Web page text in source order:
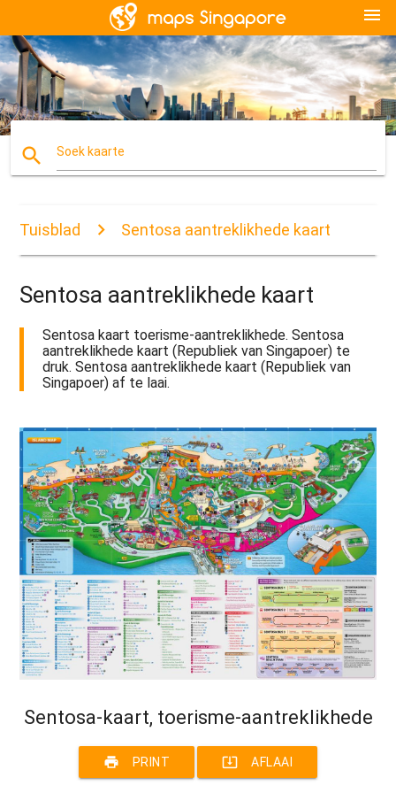
menu
search Soek kaarte
Tuisblad Sentosa aantreklikhede kaart
Sentosa aantreklikhede kaart
Sentosa kaart toerisme-aantreklikhede. Sentosa
aantreklikhede kaart (Republiek van Singapoer) te
druk. Sentosa aantreklikhede kaart (Republiek van
Singapoer) af te laai.
Sentosa-kaart, toerisme-aantreklikhede
print PRINT system_update_alt AFLAAI